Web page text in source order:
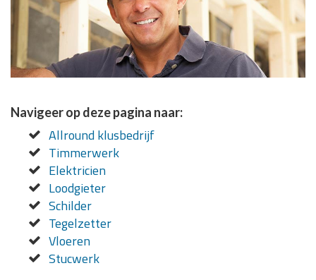
Navigeer op deze pagina naar:
Allround klusbedrijf
Timmerwerk
Elektricien
Loodgieter
Schilder
Tegelzetter
Vloeren
Stucwerk